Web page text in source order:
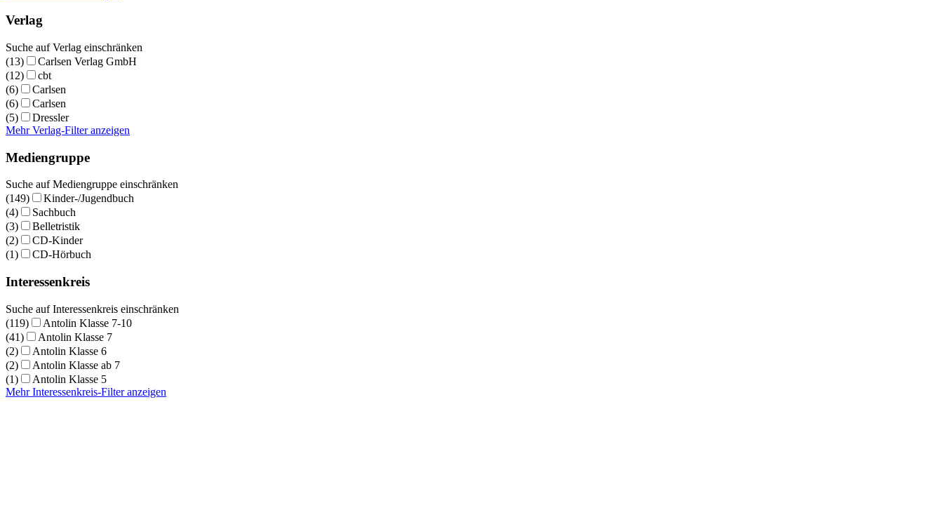
Verlag
Suche auf Verlag einschränken
(13)
Carlsen Verlag GmbH
(12)
cbt
(6)
Carlsen
(6)
Carlsen
(5)
Dressler
Mehr Verlag-Filter anzeigen
Mediengruppe
Suche auf Mediengruppe einschränken
(149)
Kinder-/Jugendbuch
(4)
Sachbuch
(3)
Belletristik
(2)
CD-Kinder
(1)
CD-Hörbuch
Interessenkreis
Suche auf Interessenkreis einschränken
(119)
Antolin Klasse 7-10
(41)
Antolin Klasse 7
(2)
Antolin Klasse 6
(2)
Antolin Klasse ab 7
(1)
Antolin Klasse 5
Mehr Interessenkreis-Filter anzeigen